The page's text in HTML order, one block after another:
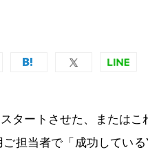
タートさせた、またはこ
担当者で「成功している